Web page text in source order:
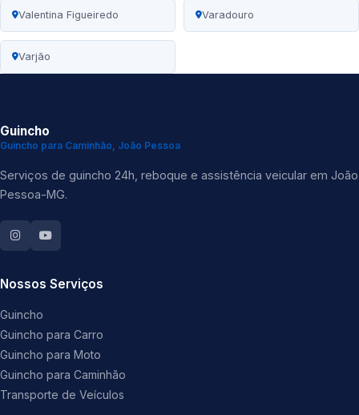
Valentina Figueiredo Varadouro
Varjão
Guincho
Guincho para Caminhão, João Pessoa
Serviços de guincho 24h, reboque e assistência veicular em João
Pessoa-MG.
Nossos Serviços
Guincho
Guincho para Carro
Guincho para Moto
Guincho para Caminhão
Transporte de Veículos